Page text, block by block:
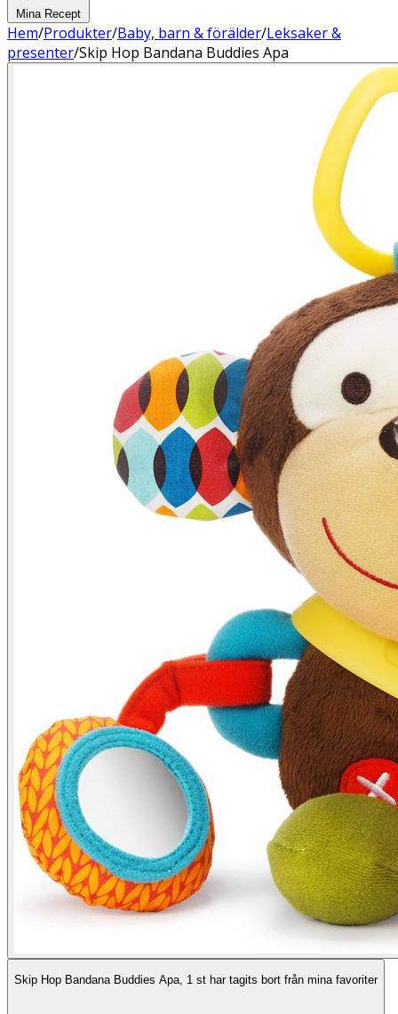
Mina Recept
Hem/Produkter/Baby, barn & förälder/Leksaker &
presenter/Skip Hop Bandana Buddies Apa
Skip Hop Bandana Buddies Apa, 1 st har tagits bort från mina favoriter